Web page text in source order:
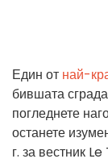
Един от най-
бившата
погледнете
останете
г. за вестник